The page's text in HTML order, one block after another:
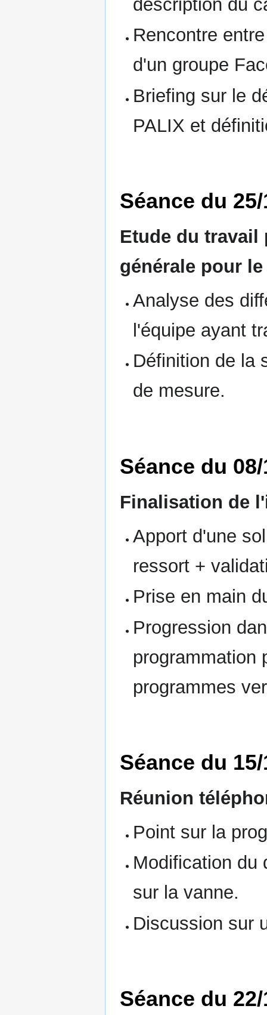
description du
Rencontre
d'un groupe
Briefing sur le
PALIX et
Séance du
Etude du travail
générale pour
Analyse des
l'équipe ayant
Définition de la
de mesure.
Séance du 08/
Finalisation de
Apport d'une
ressort +
Prise en main
Progression
programmation
programmes
Séance du 15/
Réunion
Point sur la
Modification du
sur la vanne.
Discussion sur
Séance du 22/